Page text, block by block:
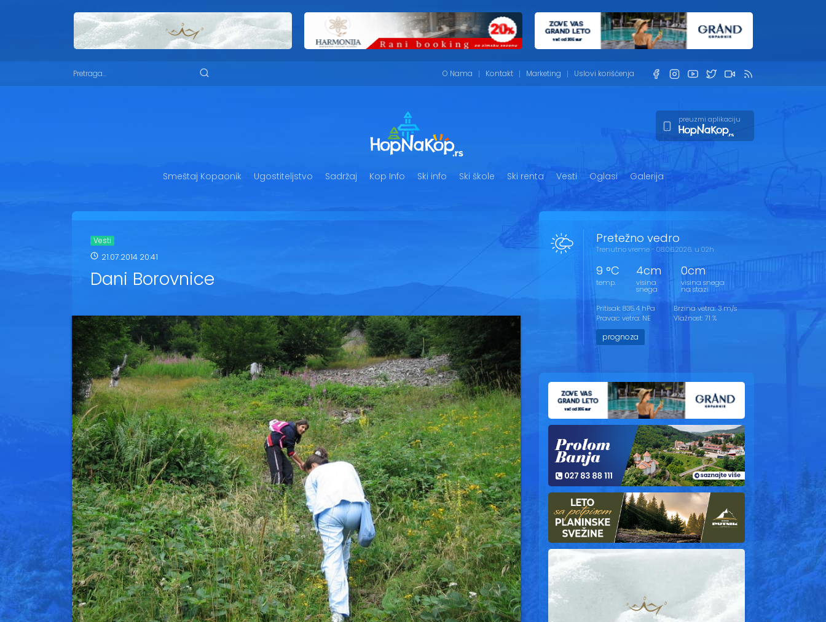
O Nama Kontakt Marketing Uslovi korišćenja
preuzmi aplikaciju
Smeštaj Kopaonik Ugostiteljstvo Sadržaj Kop Info Ski info Ski škole Ski renta Vesti Oglasi Galerija
Vesti
21.07.2014 20:41
Dani Borovnice
Pretežno vedro
Trenutno vreme - 08.06.2026. u 02h
9 °C
temp.
4cm
visina
snega
0cm
visina snega
na stazi
Pritisak: 835.4 hPa
Pravac vetra: NE
Brzina vetra: 3 m/s
Vlažnost: 71 %
prognoza